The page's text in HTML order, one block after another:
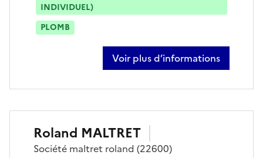
INDIVIDUEL)
PLOMB
Voir plus d’informations
sur stéphanie lenoble
Roland MALTRET
Société maltret roland (22600)